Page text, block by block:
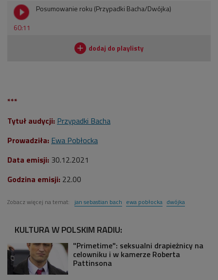
60:11
Posumowanie roku (Przypadki Bacha/Dwójka)
***
Tytuł audycji: Przypadki Bacha
Prowadziła: Ewa Pobłocka
Data emisji: 30.12.2021
Godzina emisji: 22.00
Zobacz więcej na temat: jan sebastian bach ewa pobłocka dwójka
KULTURA W POLSKIM RADIU:
"Primetime": seksualni drapieżnicy na
celowniku i w kamerze Roberta
Pattinsona